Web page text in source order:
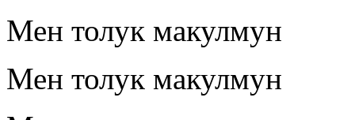
Мен толук макулмун
Мен толук макулмун